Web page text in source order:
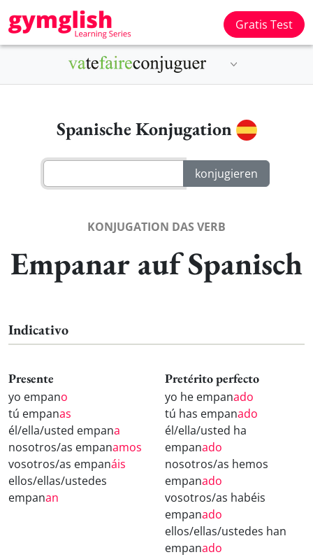
Gratis Test
Spanische Konjugation
KONJUGATION DAS VERB
Empanar auf Spanisch
Indicativo
Presente
yo empano
tú empanas
él/ella/usted empana
nosotros/as empanamos
vosotros/as empanáis
ellos/ellas/ustedes
empanan
Pretérito perfecto
yo he empanado
tú has empanado
él/ella/usted ha
empanado
nosotros/as hemos
empanado
vosotros/as habéis
empanado
ellos/ellas/ustedes han
empanado